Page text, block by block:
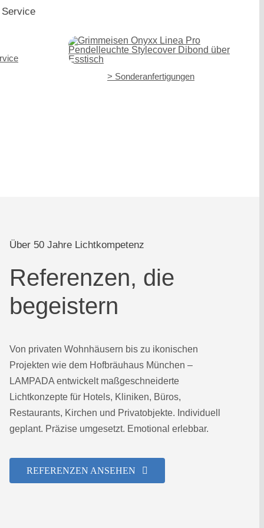
> Sonderanfertigungen
Über 50 Jahre Lichtkompetenz
Referenzen, die
begeistern
Von privaten Wohnhäusern bis zu ikonischen
Projekten wie dem Hofbräuhaus München –
LAMPADA entwickelt maßgeschneiderte
Lichtkonzepte für Hotels, Kliniken, Büros,
Restaurants, Kirchen und Privatobjekte. Individuell
geplant. Präzise umgesetzt. Emotional erlebbar.
REFERENZEN ANSEHEN